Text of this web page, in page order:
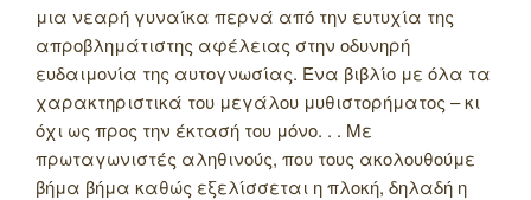
μια νεαρή γυναίκα περνά από την ευτυχία της
απροβλημάτιστης αφέλειας στην οδυνηρή
ευδαιμονία της αυτογνωσίας. Ένα βιβλίο με όλα τα
χαρακτηριστικά του μεγάλου μυθιστορήματος – κι
όχι ως προς την έκτασή του μόνο. . . Με
πρωταγωνιστές αληθινούς, που τους ακολουθούμε
βήμα βήμα καθώς εξελίσσεται η πλοκή, δηλαδή η